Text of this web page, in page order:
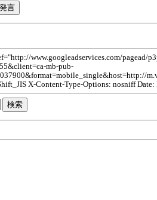
www.googleadservices.com/pagead/
mb-pub-
X-Content-Type-Options: nosniff